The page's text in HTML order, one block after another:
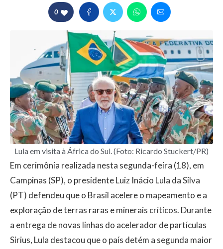
0
Lula em visita à África do Sul. (Foto: Ricardo Stuckert/PR)
Em cerimônia realizada nesta segunda-feira (18), em
Campinas (SP), o presidente Luiz Inácio Lula da Silva
(PT) defendeu que o Brasil acelere o mapeamento e a
exploração de terras raras e minerais críticos. Durante
a entrega de novas linhas do acelerador de partículas
Sirius, Lula destacou que o país detém a segunda maior